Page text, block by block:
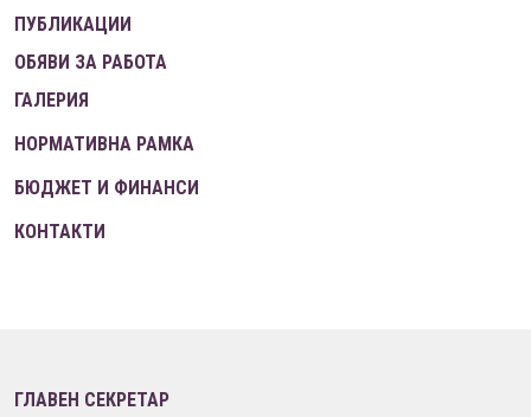
ПУБЛИКАЦИИ
ОБЯВИ ЗА РАБОТА
ГАЛЕРИЯ
НОРМАТИВНА РАМКА
БЮДЖЕТ И ФИНАНСИ
КОНТАКТИ
ГЛАВЕН СЕКРЕТАР